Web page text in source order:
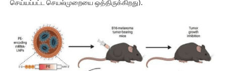
செய்யப்பட்ட செயல்முறையை ஒத்திருக்கிறது).